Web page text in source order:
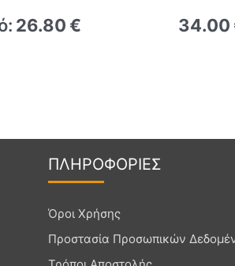
26.80€ 34.00
ΠΛΗΡΟΦΟΡΙΕΣ
Όροι Χρήσης
Προστασία Προσωπικών